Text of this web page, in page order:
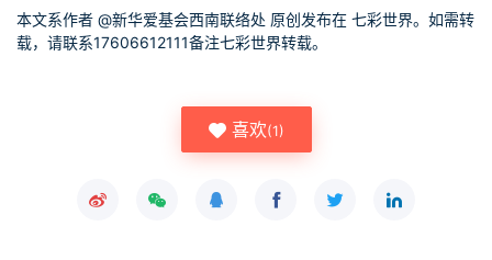
本文系作者 @新华爱基会西南联络处 原创发布在 七彩世界。如需转
载，请联系17606612111备注七彩世界转载。
喜欢(1)